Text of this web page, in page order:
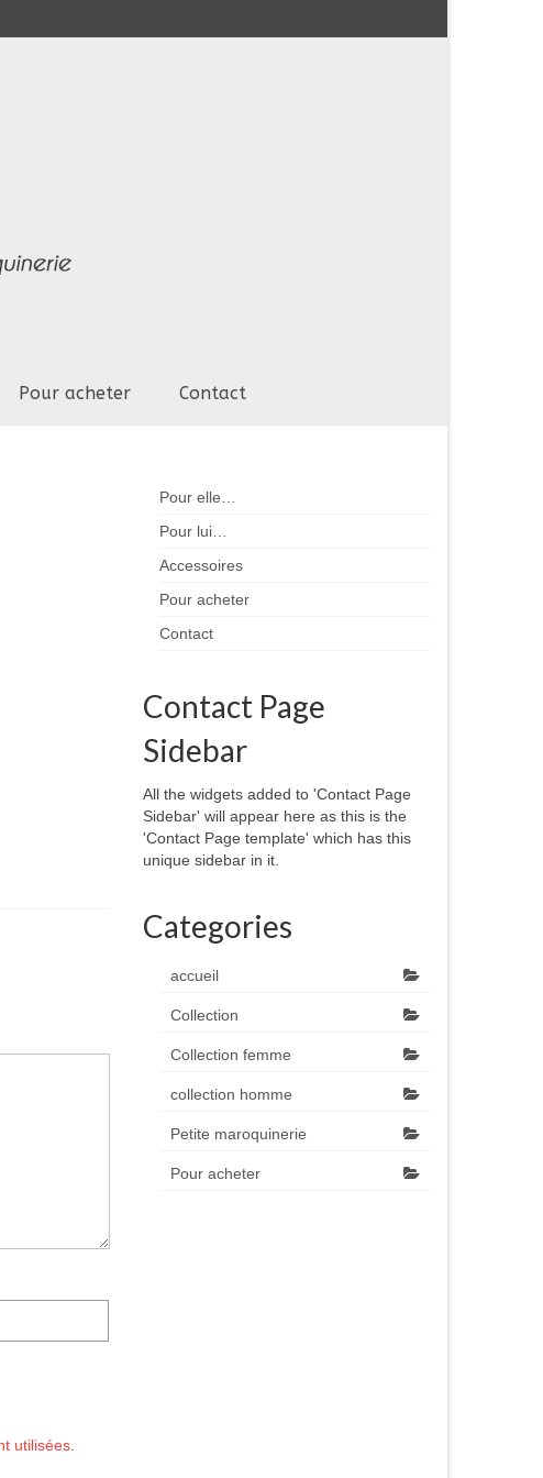
Pour acheter Contact
utilisées
Pour elle…
Pour lui…
Accessoires
Pour acheter
Contact
Contact Page
Sidebar
All the widgets added to 'Contact Page
Sidebar' will appear here as this is the
'Contact Page template' which has this
unique sidebar in it.
Categories
accueil
Collection
Collection femme
collection homme
Petite maroquinerie
Pour acheter